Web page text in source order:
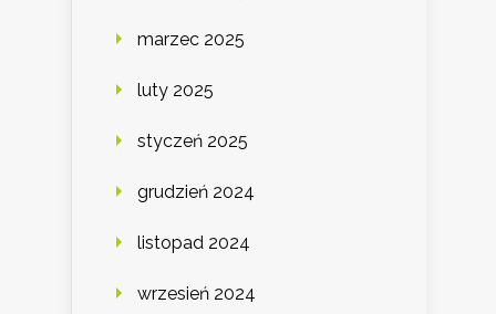
marzec 2025
luty 2025
styczeń 2025
grudzień 2024
listopad 2024
wrzesień 2024